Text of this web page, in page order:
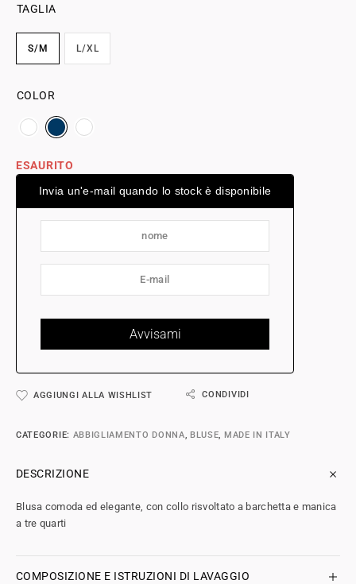
TAGLIA
S/M L/XL
COLOR
ESAURITO
Invia un'e-mail quando lo stock è disponibile
AGGIUNGI ALLA WISHLIST CONDIVIDI
CATEGORIE: ABBIGLIAMENTO DONNA, BLUSE, MADE IN ITALY
DESCRIZIONE
Blusa comoda ed elegante, con collo risvoltato a barchetta e manica
a tre quarti
COMPOSIZIONE E ISTRUZIONI DI LAVAGGIO